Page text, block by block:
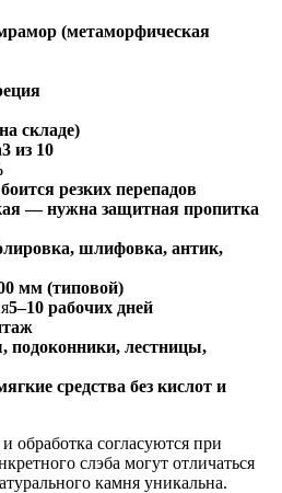
(метаморфическая
складе)
3 из 10
резких перепадов
— нужна защитная пропитка
шлифовка, антик,
мм (типовой)
5–10 рабочих дней
лестницы,
средства без кислот и
обработка согласуются при
слэба могут отличаться
камня уникальна.